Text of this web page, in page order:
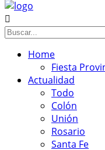
Home
Fiesta
Actualidad
Todo
Colón
Unión
Rosario
Santa Fe